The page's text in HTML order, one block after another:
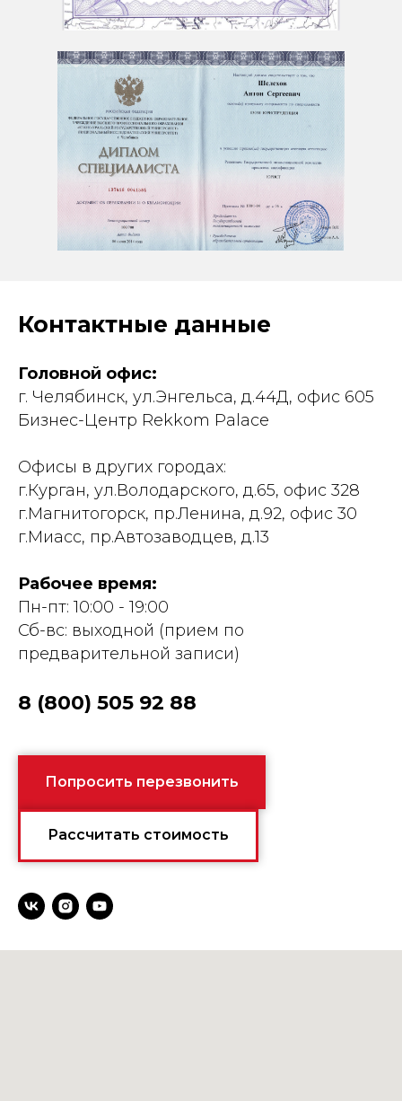
Контактные данные
Головной офис:
г. Челябинск, ул.Энгельса, д.44Д, офис 605
Бизнес-Центр Rekkom Palace
Офисы в других городах:
г.Курган, ул.Володарского, д.65, офис 328
г.Магнитогорск, пр.Ленина, д.92, офис 30
г.Миасс, пр.Автозаводцев, д.13
Рабочее время:
Пн-пт: 10:00 - 19:00
Сб-вс: выходной (прием по
предварительной записи)
8 (800) 505 92 88
Попросить перезвонить
Рассчитать стоимость